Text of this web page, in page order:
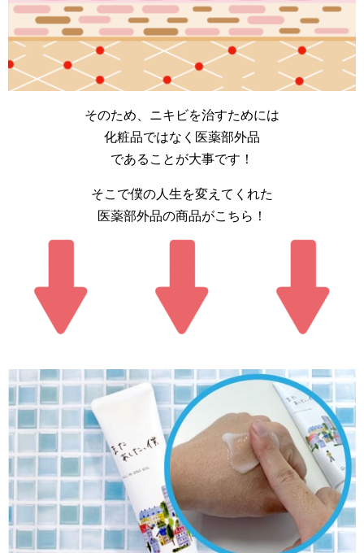
そのため、ニキビを治すためには
化粧品ではなく医薬部外品
であることが大事です！
そこで僕の人生を変えてくれた
医薬部外品の商品がこちら！